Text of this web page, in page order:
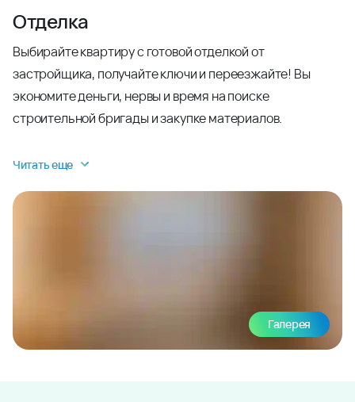
Отделка
Выбирайте квартиру с готовой отделкой от
застройщика, получайте ключи и переезжайте! Вы
экономите деньги, нервы и время на поиске
строительной бригады и закупке материалов.
Читать еще
Галерея